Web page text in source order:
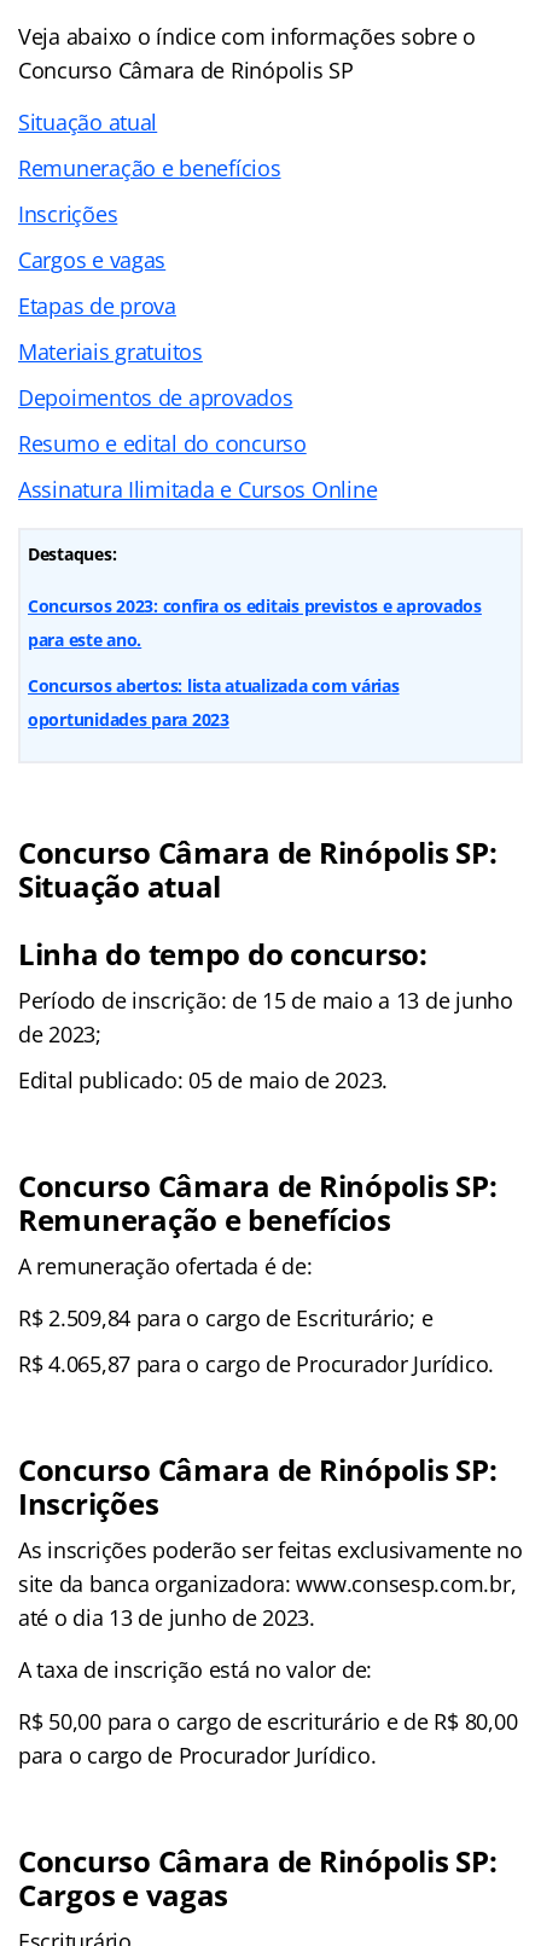
Veja abaixo o índicecom informações sobre o
Concurso Câmara de Rinópolis SP
Situação atual
Remuneração e benefícios
Inscrições
Cargos e vagas
Etapas de prova
Materiais gratuitos
Depoimentos de aprovados
Resumo e edital do concurso
Assinatura Ilimitada e Cursos Online
Destaques:
Concursos 2023: confira os editais previstos e aprovados
para este ano.
Concursos abertos: lista atualizada com várias
oportunidades para 2023
Concurso Câmara de Rinópolis SP:
Situação atual
Linha do tempo do concurso:
Período de inscrição: de 15 de maio a 13 de junho
de 2023;
Edital publicado: 05 de maio de 2023.
Concurso Câmara de Rinópolis SP:
Remuneração e benefícios
A remuneração ofertada é de:
R$ 2.509,84 para o cargo de Escriturário; e
R$ 4.065,87 para o cargo de Procurador Jurídico.
Concurso Câmara de Rinópolis SP:
Inscrições
As inscrições poderão ser feitas exclusivamente no
site da banca organizadora: www.consesp.com.br,
até o dia 13 de junho de 2023.
A taxa de inscrição está no valor de:
R$ 50,00 para o cargo de escriturário e de R$ 80,00
para o cargo de Procurador Jurídico.
Concurso Câmara de Rinópolis SP:
Cargos e vagas